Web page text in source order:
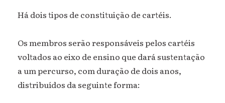
Há dois tipos de constituição de cartéis.
Os membros serão responsáveis pelos cartéis
voltados ao eixo de ensino que dará sustentação
a um percurso, com duração de dois anos,
distribuídos da seguinte forma: